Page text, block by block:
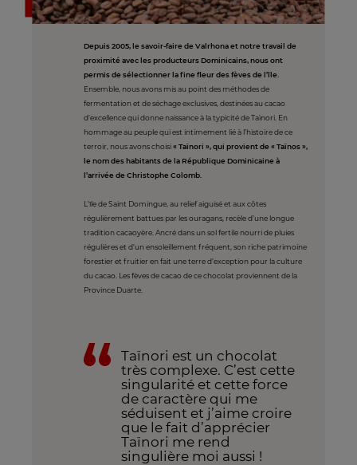
Depuis 2005, le savoir-faire de Valrhona et notre travail de
proximité avec les producteurs Dominicains, nous ont
permis de sélectionner la fine fleur des fèves de l’île.
Ensemble, nous avons mis au point des méthodes de
fermentation et de séchage exclusives, destinées au cacao
d’excellence qui donne naissance à la typicité de Taïnori. En
hommage au peuple qui est intimement lié à l’histoire de ce
terroir, nous avons choisi« Taïnori », qui provient de « Taïnos »,
le nom des habitants de la République Dominicaine à
l’arrivée de Christophe Colomb.
L’île de Saint Domingue, au relief aiguisé et aux côtes
régulièrement battues par les ouragans, recèle d’une longue
tradition cacaoyère. Ancré dans un sol fertile nourri de pluies
régulières et d’un ensoleillement fréquent, son riche patrimoine
forestier et fruitier en fait une terre d’exception pour la culture
du cacao. Les fèves de cacao de ce chocolat proviennent de la
Province Duarte.
Taïnori est un chocolat
très complexe. C’est cette
singularité et cette force
de caractère qui me
séduisent et j’aime croire
que le fait d’apprécier
Taïnori me rend
singulière moi aussi !